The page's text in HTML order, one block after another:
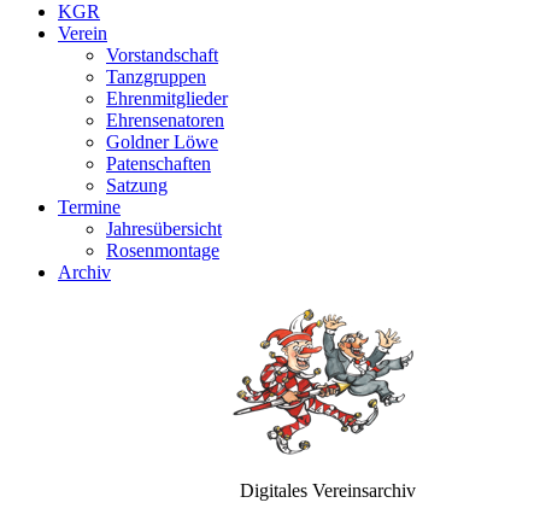
KGR
Verein
Vorstandschaft
Tanzgruppen
Ehrenmitglieder
Ehrensenatoren
Goldner Löwe
Patenschaften
Satzung
Termine
Jahresübersicht
Rosenmontage
Archiv
Digitales Vereinsarchiv